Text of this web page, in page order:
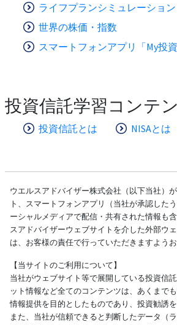
ライフプランシミュレーション
世界の株価・指数
スマートフォンアプリ「My投資
投資信託学習コンテ
投資信託とは NISAとは
ウエルスアドバイザー株式会社（以下当社）
ト、スマートフォンアプリ（当社が承認した
ーシャルメディアで配信・共有された情報も
スアドバイザーウェブサイトを介した外部ウ
は、お客様の責任で行っていただきますようお
【当サイトのご利用について】
当社がウェブサイト等で展開している投資信
ット情報など全てのコンテンツは、あくまで
情報提供を目的としたものであり、投資勧誘を
また、当社が信頼できると判断したデータ（